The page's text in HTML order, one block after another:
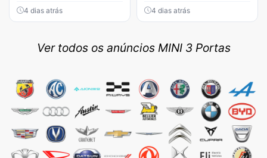
4 dias atrás 4 dias atrás
Ver todos os anúncios MINI 3 Portas